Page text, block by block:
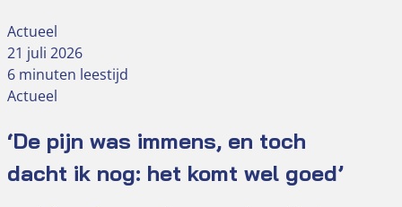
Actueel
21 juli 2026
6 minuten leestijd
Actueel
‘De pijn was immens, en toch
dacht ik nog: het komt wel goed’